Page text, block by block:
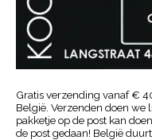
Gratis verzending vanaf €
België. Verzenden doen we
pakketje op de post kan
de post gedaan! België